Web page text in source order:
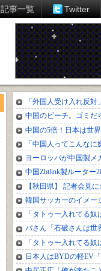
記事一覧 Twitter